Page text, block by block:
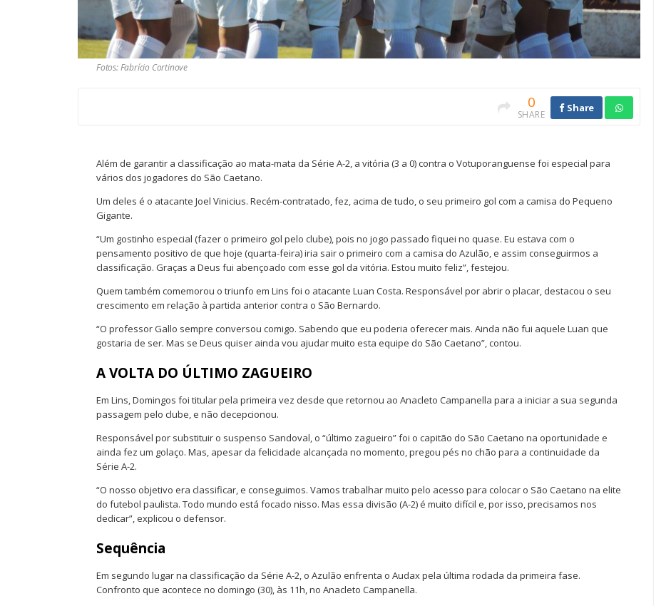
Fotos: Fabrício Cortinove
0
SHARE
Share
Além de garantir a classificação ao mata-mata da Série A-2, a vitória (3 a 0) contra o Votuporanguense foi especial para
vários dos jogadores do São Caetano.
Um deles é o atacante Joel Vinicius. Recém-contratado, fez, acima de tudo, o seu primeiro gol com a camisa do Pequeno
Gigante.
“Um gostinho especial (fazer o primeiro gol pelo clube), pois no jogo passado fiquei no quase. Eu estava com o
pensamento positivo de que hoje (quarta-feira) iria sair o primeiro com a camisa do Azulão, e assim conseguirmos a
classificação. Graças a Deus fui abençoado com esse gol da vitória. Estou muito feliz”, festejou.
Quem também comemorou o triunfo em Lins foi o atacante Luan Costa. Responsável por abrir o placar, destacou o seu
crescimento em relação à partida anterior contra o São Bernardo.
“O professor Gallo sempre conversou comigo. Sabendo que eu poderia oferecer mais. Ainda não fui aquele Luan que
gostaria de ser. Mas se Deus quiser ainda vou ajudar muito esta equipe do São Caetano”, contou.
A VOLTA DO ÚLTIMO ZAGUEIRO
Em Lins, Domingos foi titular pela primeira vez desde que retornou ao Anacleto Campanella para a iniciar a sua segunda
passagem pelo clube, e não decepcionou.
Responsável por substituir o suspenso Sandoval, o “último zagueiro” foi o capitão do São Caetano na oportunidade e
ainda fez um golaço. Mas, apesar da felicidade alcançada no momento, pregou pés no chão para a continuidade da
Série A-2.
“O nosso objetivo era classificar, e conseguimos. Vamos trabalhar muito pelo acesso para colocar o São Caetano na elite
do futebol paulista. Todo mundo está focado nisso. Mas essa divisão (A-2) é muito difícil e, por isso, precisamos nos
dedicar”, explicou o defensor.
Sequência
Em segundo lugar na classificação da Série A-2, o Azulão enfrenta o Audax pela última rodada da primeira fase.
Confronto que acontece no domingo (30), às 11h, no Anacleto Campanella.